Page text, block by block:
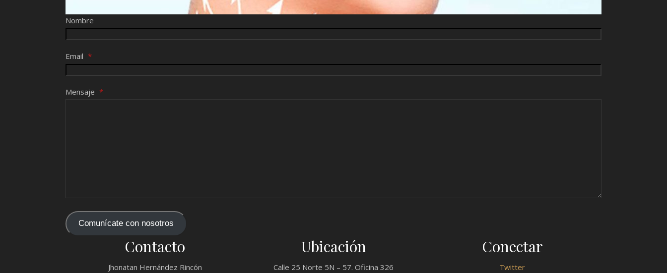
Nombre
Email *
Mensaje *
Comunícate con nosotros
Contacto
Jhonatan Hernández Rincón
Ubicación
Calle 25 Norte 5N – 57. Oficina 326
Conectar
Twitter